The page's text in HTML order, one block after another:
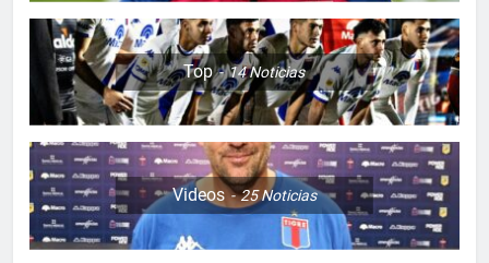
Top 14Noticias
Videos 25Noticias